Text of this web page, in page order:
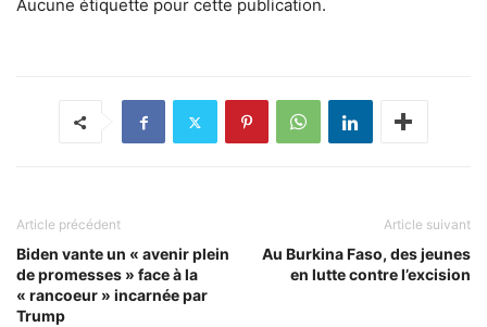
Aucune étiquette pour cette publication.
Article précédent
Biden vante un « avenir plein
de promesses » face à la
« rancoeur » incarnée par
Trump
Article suivant
Au Burkina Faso, des jeunes
en lutte contre l’excision